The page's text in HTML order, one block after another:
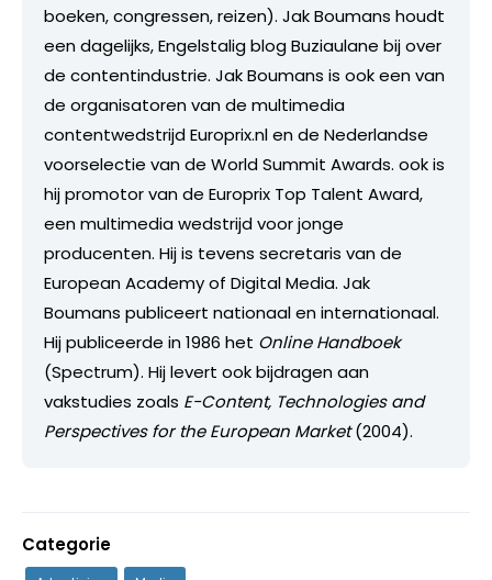
boeken, congressen, reizen). Jak Boumans houdt
een dagelijks, Engelstalig blog Buziaulane bij over
de contentindustrie. Jak Boumans is ook een van
de organisatoren van de multimedia
contentwedstrijd Europrix.nl en de Nederlandse
voorselectie van de World Summit Awards. ook is
hij promotor van de Europrix Top Talent Award,
een multimedia wedstrijd voor jonge
producenten. Hij is tevens secretaris van de
European Academy of Digital Media. Jak
Boumans publiceert nationaal en internationaal.
Hij publiceerde in 1986 het Online Handboek
(Spectrum). Hij levert ook bijdragen aan
vakstudies zoals E-Content, Technologies and
Perspectives for the European Market(2004).
Categorie